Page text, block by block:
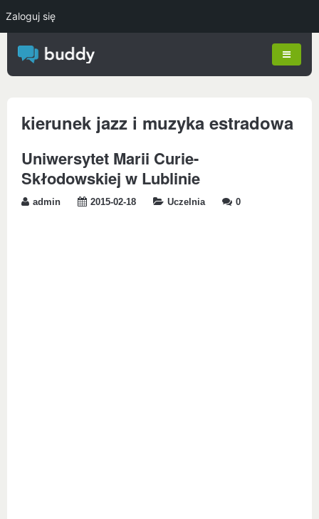
kierunek jazz i muzyka estradowa
Uniwersytet Marii Curie-
Skłodowskiej w Lublinie
admin 2015-02-18 Uczelnia 0
Zaloguj się